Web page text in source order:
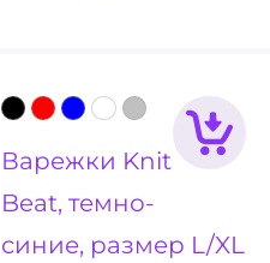
Варежки Knit
Beat, темно-
синие, размер L/XL